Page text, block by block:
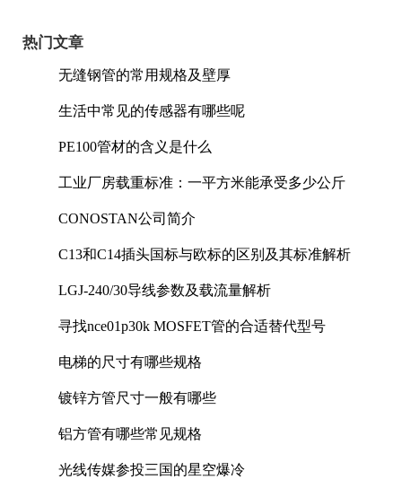
热门文章
无缝钢管的常用规格及壁厚
生活中常见的传感器有哪些呢
PE100管材的含义是什么
工业厂房载重标准：一平方米能承受多少公斤
CONOSTAN公司简介
C13和C14插头国标与欧标的区别及其标准解析
LGJ-240/30导线参数及载流量解析
寻找nce01p30k MOSFET管的合适替代型号
电梯的尺寸有哪些规格
镀锌方管尺寸一般有哪些
铝方管有哪些常见规格
光线传媒参投三国的星空爆冷